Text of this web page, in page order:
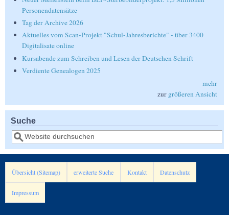
Personendatensätze
Tag der Archive 2026
Aktuelles vom Scan-Projekt "Schul-Jahresberichte" - über 3400
Digitalisate online
Kursabende zum Schreiben und Lesen der Deutschen Schrift
Verdiente Genealogen 2025
mehr
zur größeren Ansicht
Suche
Suche
Übersicht (Sitemap) erweiterte Suche Kontakt Datenschutz
Impressum